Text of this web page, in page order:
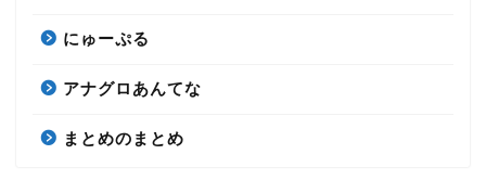
にゅーぷる
アナグロあんてな
まとめのまとめ